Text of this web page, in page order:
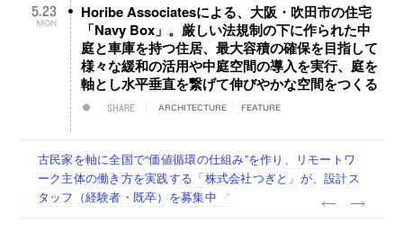
5.23
MON
Horibe Associatesによる、大阪・吹田市の住宅
「Navy Box」。厳しい法規制の下に作られた中
庭と車庫を持つ住居、最大容積の確保を目指して
様々な緩和の活用や中庭空間の導入を実行、庭を
軸とし水平垂直を繋げて伸びやかな空間をつくる
SHARE ARCHITECTURE FEATURE
佐々木慧が主宰する「axonometric株式会社」が、設計スタ
ッフ（経験者・既卒・2027年新卒）を募集中
古民家を軸に全国で“価値循環の仕組み”を作り、リモートワ
ーク主体の働き方を実践する「株式会社つぎと」が、設計ス
タッフ（経験者・既卒）を募集中
リノベる株式会社が、設計パートナー (業務委託) を募集中
社会への影響力のある建築を手掛け、スタッフ同士で助け合
う環境づくりも行う「E.A.S.T.architects」が、設計スタッフ
（経験者・既卒・2027年新卒）を募集中
代官山を拠点に活動する「梅澤竜也 / ALA INC.」が、設計ス
タッフ・アルバイト・事務職を募集中